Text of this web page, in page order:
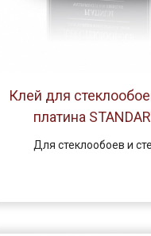
Клей для
платина
Для стеклообоев и